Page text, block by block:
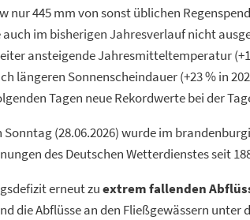
nur 445 mm von sonst üblichen
im bisherigen Jahresverlauf nicht
ansteigende Jahresmitteltemperatur
längeren Sonnenscheindauer (+23 % in
Tagen neue Rekordwerte bei der
(28.06.2026) wurde im
des Deutschen Wetterdienstes seit
erneut zuextrem fallenden
die Abflüsse an den Fließgewässern unter